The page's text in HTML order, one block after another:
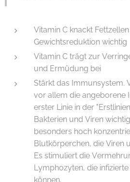
Vitamin C knackt
Gewichtsreduktion wichtig
Vitamin C trägt zur
und Ermüdung bei
Stärkt das Immunsystem.
vor allem die angeborene
erster Linie in der
Bakterien und Viren
besonders hoch
Blutkörperchen, die Viren
Es stimuliert die
Lymphozyten, die
können.